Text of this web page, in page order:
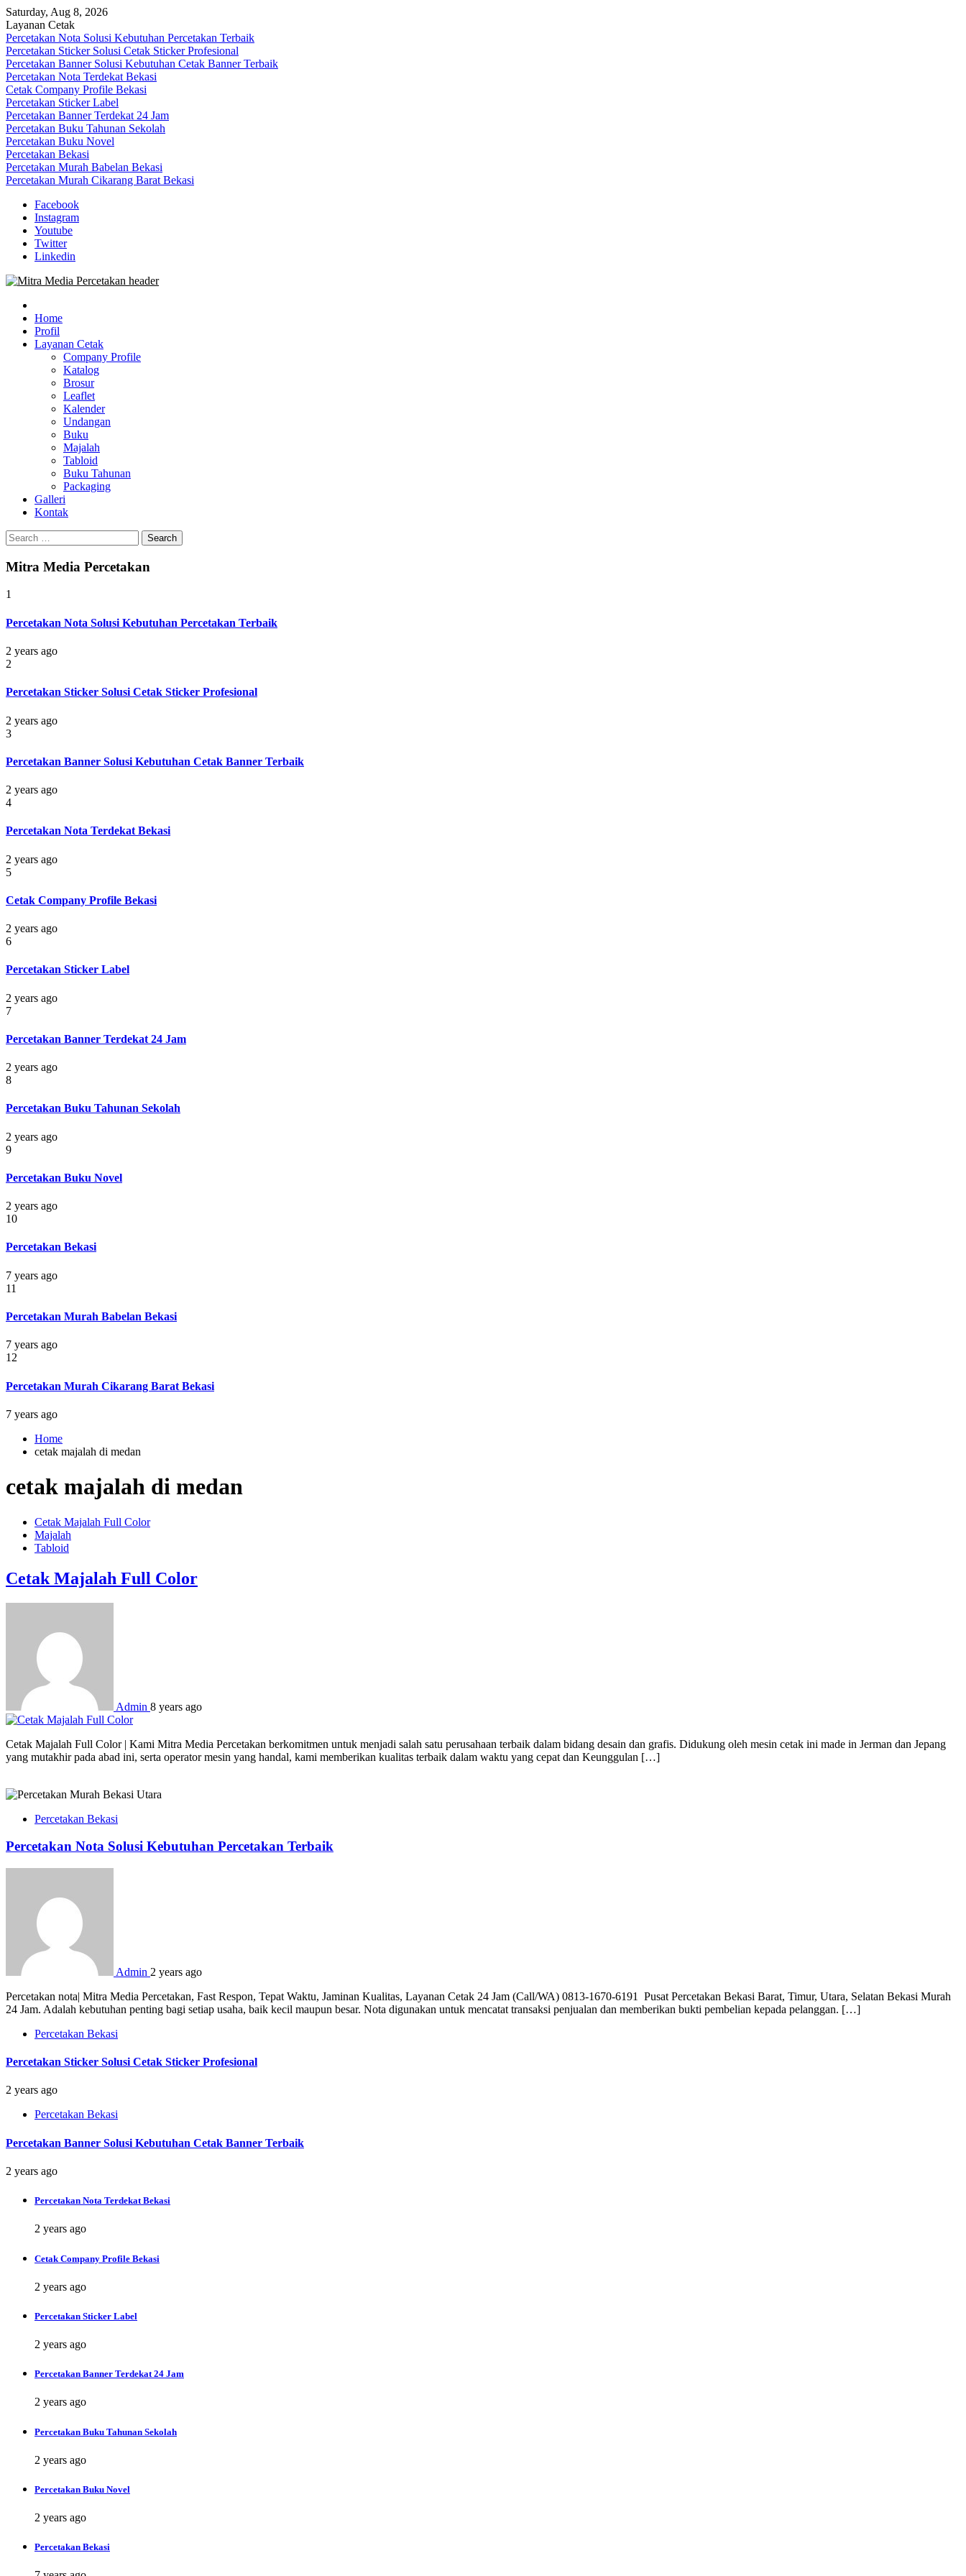
Skip
to
content
Saturday, Aug 8, 2026
Layanan Cetak
Percetakan Nota Solusi Kebutuhan Percetakan Terbaik
Percetakan Sticker Solusi Cetak Sticker Profesional
Percetakan Banner Solusi Kebutuhan Cetak Banner Terbaik
Percetakan Nota Terdekat Bekasi
Cetak Company Profile Bekasi
Percetakan Sticker Label
Percetakan Banner Terdekat 24 Jam
Percetakan Buku Tahunan Sekolah
Percetakan Buku Novel
Percetakan Bekasi
Percetakan Murah Babelan Bekasi
Percetakan Murah Cikarang Barat Bekasi
Facebook
Instagram
Youtube
Twitter
Linkedin
Mitra Media Percetakan Bekasi 0813-1670-6191
0813-1670-6191 (Call/WA) Perusahaan Tempat Alamat Jasa Pusat Percetakan Bekasi Barat Timur Utara Selatan Murah 24 Jam
Home
Profil
Layanan Cetak
Company Profile
Katalog
Brosur
Leaflet
Kalender
Undangan
Buku
Majalah
Tabloid
Buku Tahunan
Packaging
Galleri
Kontak
Search
for:
Mitra Media Percetakan
1
Percetakan Nota Solusi Kebutuhan Percetakan Terbaik
2 years ago
2
Percetakan Sticker Solusi Cetak Sticker Profesional
2 years ago
3
Percetakan Banner Solusi Kebutuhan Cetak Banner Terbaik
2 years ago
4
Percetakan Nota Terdekat Bekasi
2 years ago
5
Cetak Company Profile Bekasi
2 years ago
6
Percetakan Sticker Label
2 years ago
7
Percetakan Banner Terdekat 24 Jam
2 years ago
8
Percetakan Buku Tahunan Sekolah
2 years ago
9
Percetakan Buku Novel
2 years ago
10
Percetakan Bekasi
7 years ago
11
Percetakan Murah Babelan Bekasi
7 years ago
12
Percetakan Murah Cikarang Barat Bekasi
7 years ago
Home
cetak majalah di medan
cetak majalah di medan
Cetak Majalah Full Color
Majalah
Tabloid
Cetak Majalah Full Color
Admin 8 years ago
Cetak Majalah Full Color | Kami Mitra Media Percetakan berkomitmen untuk menjadi salah satu perusahaan terbaik dalam bidang desain dan grafis. Didukung oleh mesin cetak ini made in Jerman dan Jepang
yang mutakhir pada abad ini, serta operator mesin yang handal, kami memberikan kualitas terbaik dalam waktu yang cepat dan Keunggulan […]
Percetakan Bekasi
Percetakan Nota Solusi Kebutuhan Percetakan Terbaik
Admin 2 years ago
Percetakan nota| Mitra Media Percetakan, Fast Respon, Tepat Waktu, Jaminan Kualitas, Layanan Cetak 24 Jam (Call/WA) 0813-1670-6191 Pusat Percetakan Bekasi Barat, Timur, Utara, Selatan Bekasi Murah
24 Jam. Adalah kebutuhan penting bagi setiap usaha, baik kecil maupun besar. Nota digunakan untuk mencatat transaksi penjualan dan memberikan bukti pembelian kepada pelanggan. […]
Percetakan Bekasi
Percetakan Sticker Solusi Cetak Sticker Profesional
2 years ago
Percetakan Bekasi
Percetakan Banner Solusi Kebutuhan Cetak Banner Terbaik
2 years ago
Percetakan Nota Terdekat Bekasi
2 years ago
Cetak Company Profile Bekasi
2 years ago
Percetakan Sticker Label
2 years ago
Percetakan Banner Terdekat 24 Jam
2 years ago
Percetakan Buku Tahunan Sekolah
2 years ago
Percetakan Buku Novel
2 years ago
Percetakan Bekasi